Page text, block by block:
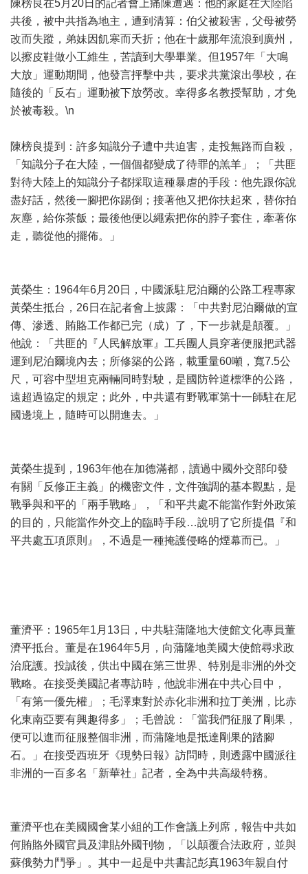
陳榜良在5月20日的記者會上痛陳遭遇：他的家庭在大陸陷
共後，被中共指為地主，遭到清算：伯父被殺害，父母被勞
改而失蹤，弟妹因飢寒而夭折；他在十歲那年流浪到廣州，
以擦皮鞋做小工維生，苦讀到大學畢業。但1957年「大鳴
大放」運動期間，他發言抨擊中共，要求共黨滾出學校，在
隨後的「反右」運動被下放勞改。幸得多名教授幫助，才免
於被毒殺。\n
陳榜良提到：許多知識分子遭中共迫害，走投無路而自殺，
「知識分子在大陸，一個個都變成了待罪的羔羊」；「共匪
對待大陸上的知識分子都採取這種暴虐的手段：他先跟你說
盡好話，然後一腳把你踢倒；接著他又把你扶起來，替你拍
灰塵，給你茶飯；最後他便以繩索把你的脖子套住，牽著你
走，聽從他的擺佈。」
黃榮生：1964年6月20日，中國派駐尼泊爾的公路工程專家
黃榮生抵台，26日在記者會上披露：「中共對尼泊爾做的宣
傳、滲透、賄賂工作都已完（成）了，下一步就是顛覆。」
他說：「共匪的『人民解放軍』工兵團人員穿著便服把武器
運到尼泊爾境內去；所修築的公路，載重量60噸，寬7.5公
尺，可容中型坦克兩輛同時對駛，是國防幹道標準的公路，
遠超過協定的規定；此外，中共還有野戰軍第十一師駐在尼
國邊境上，隨時可以開進去。」
黃榮生提到，1963年他在加德滿都，讀過中國外交部印發
有關「反修正主義」的機密文件，文件強調的基本觀點，是
戰爭與和平的「兩手戰略」，「和平共處不能當作對外政策
的目的，只能當作外交上的臨時手段…說明了它所提倡『和
平共處五項原則』，不過是一種掩護侵略的煙幕而已。」
董濟平：1965年1月13日，中共駐蒲隆地大使館文化專員董
濟平抵台。董是在1964年5月，向蒲隆地美國大使館尋求政
治庇護。投誠後，供出中國在第三世界、特別是非洲的外交
戰略。在接受美國記者專訪時，他說非洲在中共心目中，
「有第一優先權」；毛澤東對於赤化非洲和拉丁美洲，比赤
化東南亞要有興趣得多」；毛曾說：「當我們征服了剛果，
便可以進而征服整個非洲，而蒲隆地是抵達剛果的踏腳
石。」在接受西班牙《現勢日報》訪問時，則透露中國派往
非洲的一百多名「新華社」記者，全為中共高級特務。
董濟平也在美國國會某小組的工作會議上列席，報告中共如
何賄賂外國官員及津貼外國刊物，「以顛覆合法政府，並與
蘇俄勢力鬥爭」。其中一起是中共書記彭真1963年親自付